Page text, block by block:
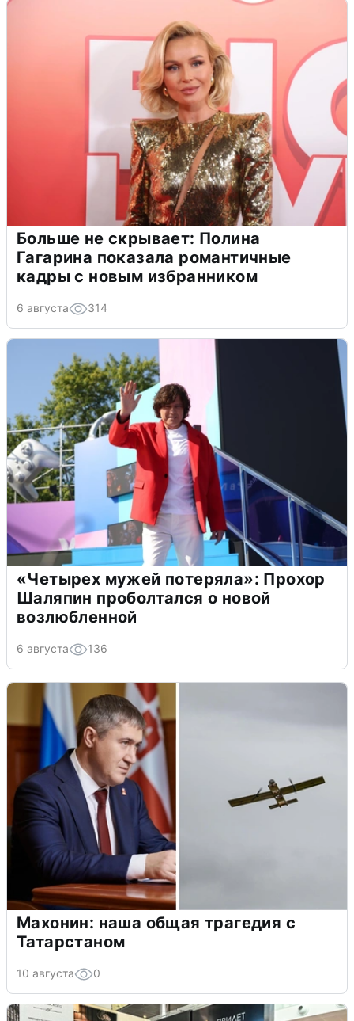
Больше не скрывает: Полина
Гагарина показала романтичные
кадры с новым избранником
6 августа 314
«Четырех мужей потеряла»: Прохор
Шаляпин проболтался о новой
возлюбленной
6 августа 136
Махонин: наша общая трагедия с
Татарстаном
10 августа 0